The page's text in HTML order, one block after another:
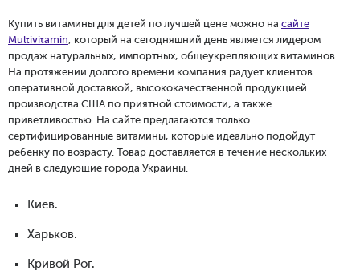
Купить витамины для детей по лучшей цене можно на сайте
Multivitamin, который на сегодняшний день является лидером
продаж натуральных, импортных, общеукрепляющих витаминов.
На протяжении долгого времени компания радует клиентов
оперативной доставкой, высококачественной продукцией
производства США по приятной стоимости, а также
приветливостью. На сайте предлагаются только
сертифицированные витамины, которые идеально подойдут
ребенку по возрасту. Товар доставляется в течение нескольких
дней в следующие города Украины.
Киев.
Харьков.
Кривой Рог.